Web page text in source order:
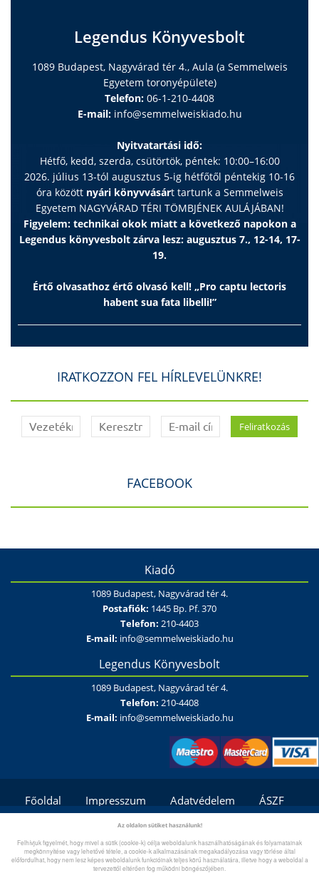
Az oldalon sütiket használunk!
Felhívjuk figyelmét, hogy mivel a sütik (cookie-k) célja weboldalunk használhatóságának és folyamatainak
megkönnyítése vagy lehetővé tétele, a cookie-k alkalmazásának megakadályozása vagy törlése által
előfordulhat, hogy nem lesz képes weboldalunk funkcióinak teljes körű használatára, illetve hogy a weboldal a
tervezettől eltérően fog működni böngészőjében.
Legendus Könyvesbolt
1089 Budapest, Nagyvárad tér 4., Aula (a Semmelweis
Egyetem toronyépülete)
Telefon: 06-1-210-4408
E-mail: info@semmelweiskiado.hu
Nyitvatartási idő:
Hétfő, kedd, szerda, csütörtök, péntek: 10:00–16:00
2026. július 13-tól augusztus 5-ig hétfőtől péntekig 10-16
óra között nyári könyvvásárt tartunk a Semmelweis
Egyetem NAGYVÁRAD TÉRI TÖMBJÉNEK AULÁJÁBAN!
Figyelem: technikai okok miatt a következő napokon a
Legendus könyvesbolt zárva lesz: augusztus 7., 12-14, 17-
19.
Értő olvasathoz értő olvasó kell! „Pro captu lectoris
habent sua fata libelli!”
IRATKOZZON FEL HÍRLEVELÜNKRE!
FACEBOOK
Kiadó
1089 Budapest, Nagyvárad tér 4.
Postafiók: 1445 Bp. Pf. 370
Telefon: 210-4403
E-mail: info@semmelweiskiado.hu
Legendus Könyvesbolt
1089 Budapest, Nagyvárad tér 4.
Telefon: 210-4408
E-mail: info@semmelweiskiado.hu
Főoldal Impresszum Adatvédelem
ÁSZF
Fizetési és szállítási feltételek/módok
Gyík/Súgó